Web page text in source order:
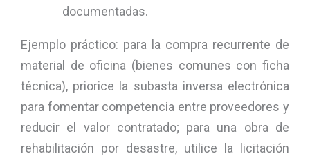
documentadas.
Ejemplo práctico: para la compra recurrente de
material de oficina (bienes comunes con ficha
técnica), priorice la subasta inversa electrónica
para fomentar competencia entre proveedores y
reducir el valor contratado; para una obra de
rehabilitación por desastre, utilice la licitación